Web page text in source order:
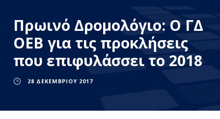
Πρωινό Δρομολόγιο: Ο ΓΔ
ΟΕΒ για τις προκλήσεις
που επιφυλάσσει το 2018
28 ΔΕΚΕΜΒΡΊΟΥ 2017